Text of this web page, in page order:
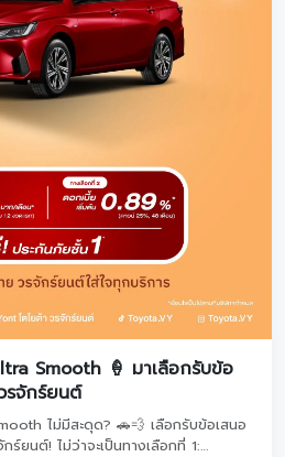
Smooth 🍦 มาเลือกรับข้อ
รจักร์ยนต์
ไม่มีสะดุด? 🚗💨 เลือกรับข้อเสนอ
ยนต์! ไม่ว่าจะเป็นทางเลือกที่ 1: